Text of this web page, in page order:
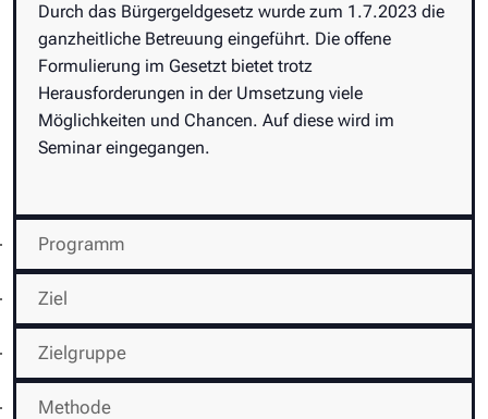
Durch das Bürgergeldgesetz wurde zum 1.7.2023 die
ganzheitliche Betreuung eingeführt. Die offene
Formulierung im Gesetzt bietet trotz
Herausforderungen in der Umsetzung viele
Möglichkeiten und Chancen. Auf diese wird im
Seminar eingegangen.
Programm
Ziel
Zielgruppe
Methode